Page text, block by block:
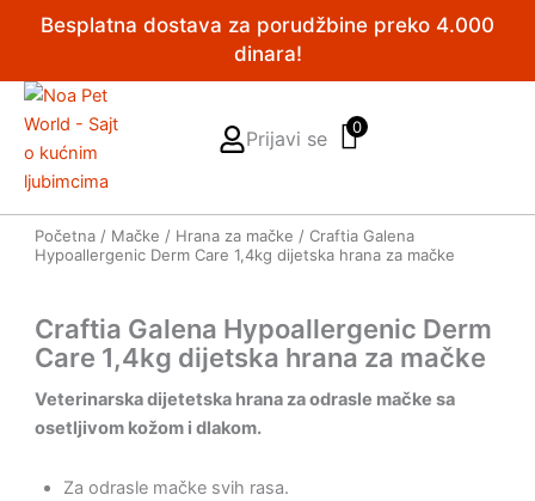
Besplatna dostava za porudžbine preko 4.000
dinara!
Prijavi se 0
Početna / Mačke / Hrana za mačke / Craftia Galena
Hypoallergenic Derm Care 1,4kg dijetska hrana za mačke
Craftia Galena Hypoallergenic Derm
Care 1,4kg dijetska hrana za mačke
Veterinarska dijetetska hrana za odrasle mačke sa
osetljivom kožom i dlakom.
Za odrasle mačke svih rasa.